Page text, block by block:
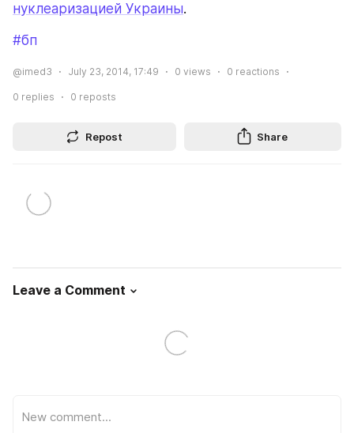
нуклеаризацией Украины.
#бп
@imed3 July 23, 2014, 17:49 0 views 0 reactions
0 replies 0 reposts
Repost Share
Leave a Comment